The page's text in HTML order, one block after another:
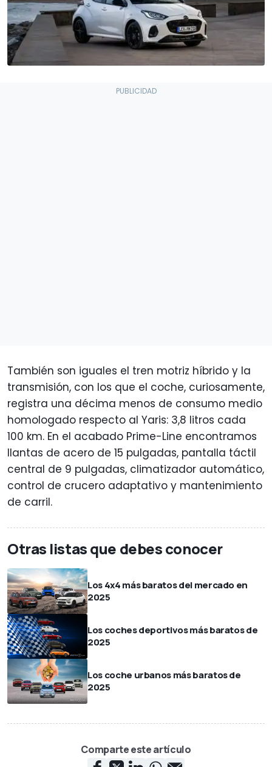
También son iguales el tren motriz híbrido y la
transmisión, con los que el coche, curiosamente,
registra una décima menos de consumo medio
homologado respecto al Yaris: 3,8 litros cada
100 km. En el acabado Prime-Line encontramos
llantas de acero de 15 pulgadas, pantalla táctil
central de 9 pulgadas, climatizador automático,
control de crucero adaptativo y mantenimiento
de carril.
Otras listas que debes conocer
Los 4x4 más baratos del mercado en
2025
Los coches deportivos más baratos de
2025
Los coche urbanos más baratos de
2025
Comparte este artículo